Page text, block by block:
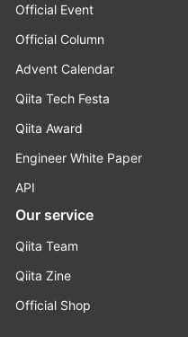
Official Event
Official Column
Advent Calendar
Qiita Tech Festa
Qiita Award
Engineer White Paper
API
Our service
Qiita Team
Qiita Zine
Official Shop